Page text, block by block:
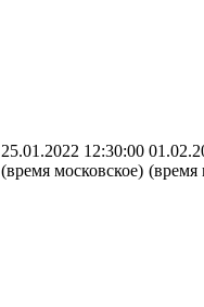
25.01.2022 12:30:00
(время московское) (время